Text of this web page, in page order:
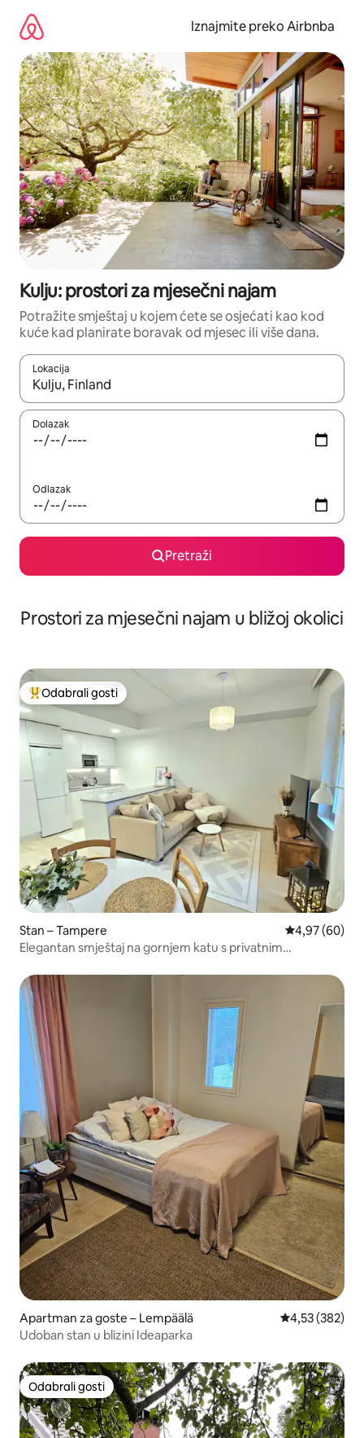
sadržaj
Iznajmite preko Airbnba
Kulju: prostori za mjesečni najam
Potražite smještaj u kojem ćete se osjećati kao kod
kuće kad planirate boravak od mjesec ili više dana.
Lokacija
Kada budu dostupni rezultati, moći ćete ih pregledati
Dolazak
Odlazak
Pretraži
Prostori za mjesečni najam u bližoj okolici
Među najviše rangiranima s oznakom „Odabrali gosti”
Odabrali gosti
Stan – Tampere Prosječna
4,97 (60)
Elegantan smještaj na gornjem katu s privatnim
Apartman za goste – Lempäälä Prosječna
4,53 (382)
Udoban stan u blizini Ideaparka
Odabrali gosti
Odabrali gosti